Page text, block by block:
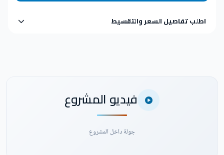
اطلب تفاصيل السعر والتقسيط
فيديو المشروع
جولة داخل المشروع